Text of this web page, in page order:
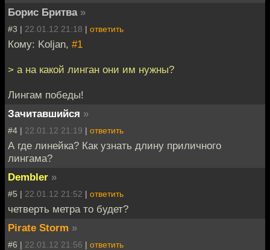
Борис Бритва »
#3 | 22.01.12 21:18 | ответить
Кому: Koljan, #1
> а на какой линган они им нужны?
Лингам победы!
Зачитавшийся »
#4 | 22.01.12 21:19 | ответить
А где линейка? Как узнать длину приличного
лингама?
Dembler »
#5 | 22.01.12 21:52 | ответить
четверть метра то будет?
Pirate Storm »
#6 | 22.01.12 21:56 | ответить